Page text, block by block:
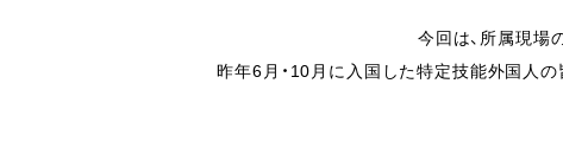
今回は、所属現場
昨年6月・10月に入国した特定技能外国人